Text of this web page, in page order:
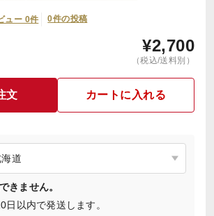
ュー 0件 0件の投稿
¥2,700
（税込/送料別）
文 カートに入れる
きません。
日以内で発送します。